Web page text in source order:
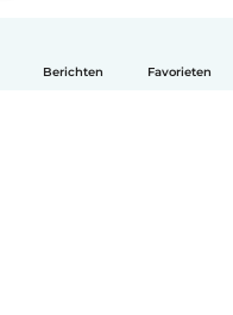
Berichten Favorieten